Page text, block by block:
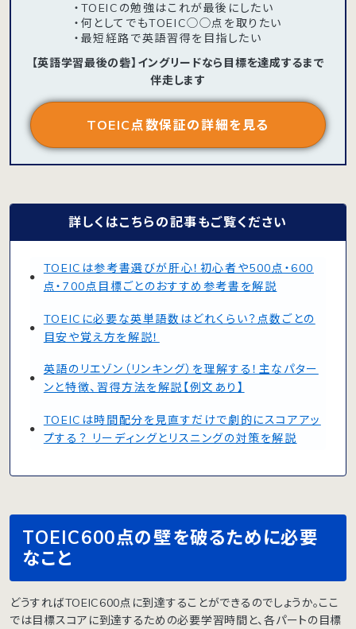
・TOEICの勉強はこれが最後にしたい
・何としてでもTOEIC◯◯点を取りたい
・最短経路で英語習得を目指したい
【英語学習最後の砦】イングリードなら目標を達成するまで
伴走します
TOEIC点数保証の詳細を見る
詳しくはこちらの記事もご覧ください
TOEICは参考書選びが肝心！初心者や500点・600
点・700点目標ごとのおすすめ参考書を解説
TOEICに必要な英単語数はどれくらい？点数ごとの
目安や覚え方を解説！
英語のリエゾン（リンキング）を理解する！主なパター
ンと特徴、習得方法を解説【例文あり】
TOEICは時間配分を見直すだけで劇的にスコアアッ
プする？ リーディングとリスニングの対策を解説
TOEIC600点の壁を破るために必要
なこと
どうすればTOEIC600点に到達することができるのでしょうか。ここ
では目標スコアに到達するための必要学習時間と、各パートの目標